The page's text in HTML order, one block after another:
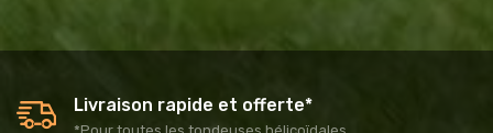
Livraison rapide et offerte*